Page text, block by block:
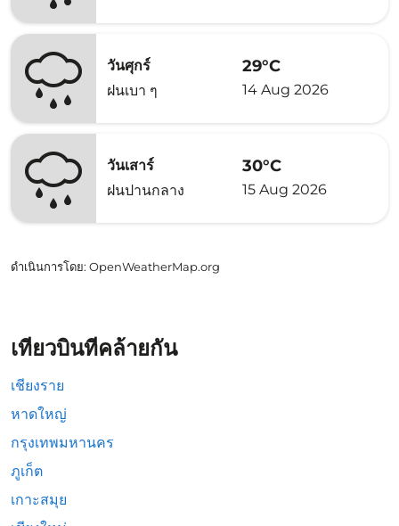
วันศุกร์
ฝนเบา ๆ
29°C
14 Aug 2026
วันเสาร์
ฝนปานกลาง
30°C
15 Aug 2026
ดำเนินการโดย: OpenWeatherMap.org
เที่ยวบินที่คล้ายกัน
เชียงราย
หาดใหญ่
กรุงเทพมหานคร
ภูเก็ต
เกาะสมุย